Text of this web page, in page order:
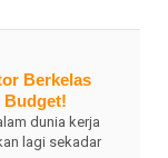
Berkelas
Budget!
dunia kerja
lagi sekadar